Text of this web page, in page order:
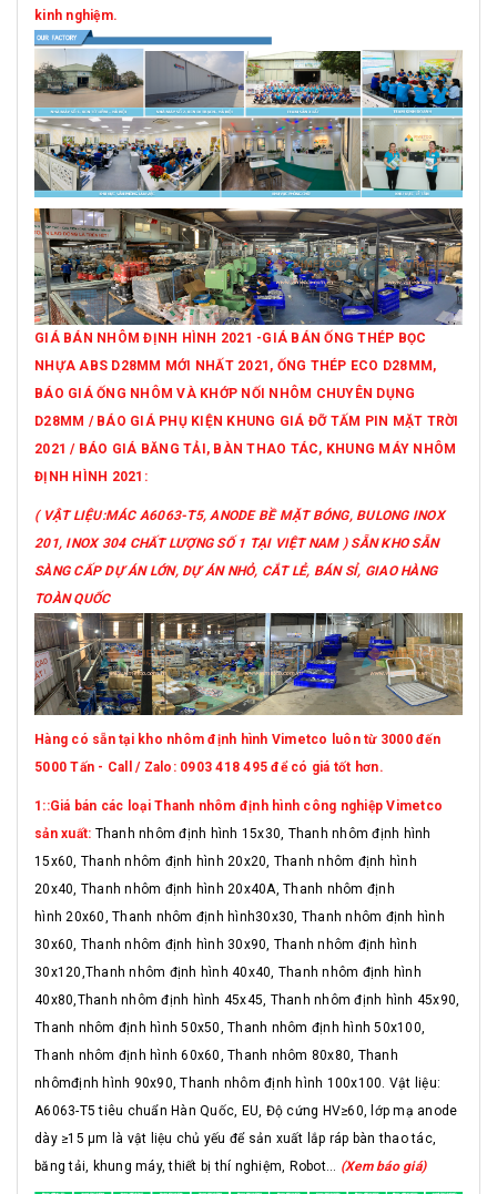
kinh nghiệm.
GIÁ BÁN NHÔM ĐỊNH HÌNH 2021 -GIÁ BÁN ỐNG THÉP BỌC
NHỰA ABS D28MM MỚI NHẤT 2021, ỐNG THÉP ECO D28MM,
BÁO GIÁ ỐNG NHÔM VÀ KHỚP NỐI NHÔM CHUYÊN DỤNG
D28MM / BÁO GIÁ PHỤ KIỆN KHUNG GIÁ ĐỠ TẤM PIN MẶT TRỜI
2021 / BÁO GIÁ BĂNG TẢI, BÀN THAO TÁC, KHUNG MÁY NHÔM
ĐỊNH HÌNH 2021:
( VẬT LIỆU:MÁC A6063-T5, ANODE BỀ MẶT BÓNG, BULONG INOX
201, INOX 304 CHẤT LƯỢNG SỐ 1 TẠI VIỆT NAM ) SẴN KHO SẴN
SÀNG CẤP DỰ ÁN LỚN, DỰ ÁN NHỎ, CẮT LẺ, BÁN SỈ, GIAO HÀNG
TOÀN QUỐC
Hàng có sẵn tại kho nhôm định hình Vimetco luôn từ 3000 đến
5000 Tấn - Call / Zalo: 0903 418 495 để có giá tốt hơn.
1::Giá bán các loại Thanh nhôm định hình công nghiệp Vimetco
sản xuất: Thanh nhôm định hình 15x30, Thanh nhôm định hình
15x60, Thanh nhôm định hình 20x20, Thanh nhôm định hình
20x40, Thanh nhôm định hình 20x40A, Thanh nhôm định
hình 20x60, Thanh nhôm định hình30x30, Thanh nhôm định hình
30x60, Thanh nhôm định hình 30x90, Thanh nhôm định hình
30x120,Thanh nhôm định hình 40x40, Thanh nhôm định hình
40x80,Thanh nhôm định hình 45x45, Thanh nhôm định hình 45x90,
Thanh nhôm định hình 50x50, Thanh nhôm định hình 50x100,
Thanh nhôm định hình 60x60, Thanh nhôm 80x80, Thanh
nhômđịnh hình 90x90, Thanh nhôm định hình 100x100. Vật liệu:
A6063-T5 tiêu chuẩn Hàn Quốc, EU, Độ cứng HV≥60, lớp mạ anode
dày ≥15 μm là vật liệu chủ yếu để sản xuất lắp ráp bàn thao tác,
băng tải, khung máy, thiết bị thí nghiệm, Robot... (Xem báo giá)